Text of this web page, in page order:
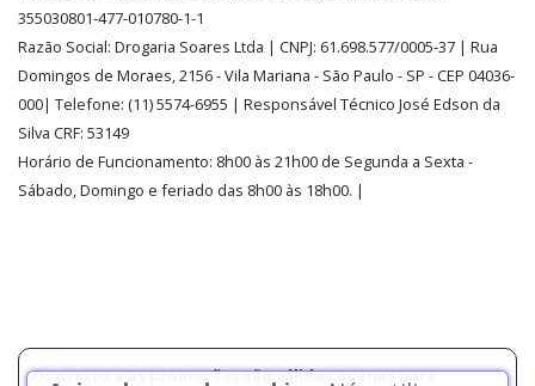
355030801-477-010780-1-1
Razão Social: Drogaria Soares Ltda | CNPJ: 61.698.577/0005-37 | Rua
Domingos de Moraes, 2156-Vila Mariana - São Paulo - SP - CEP 04036-
000| Telefone: (11)5574-6955 | Responsável Técnico José Edson da
Silva CRF: 53149
Horário de Funcionamento: 8h00 às 21h00 de Segunda a Sexta -
Sábado, Domingo e feriado das 8h00 às 18h00. |
Os preços e as promoções são válidos apenas para